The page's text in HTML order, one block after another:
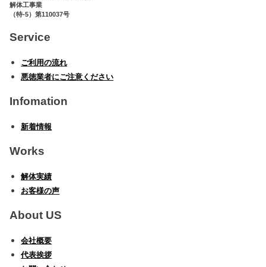
解体工事業
（特-5）第110037号
Service
ご利用の流れ
悪徳業者にご注意ください
Infomation
新着情報
Works
解体実績
お客様の声
About US
会社概要
代表挨拶